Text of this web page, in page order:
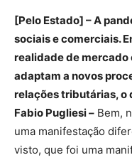
[Pelo Estado] – A
sociais e comerciais.
realidade de mercado
adaptam a novos
relações tributárias, o
Fabio Pugliesi – Bem,
uma manifestação
visto, que foi uma